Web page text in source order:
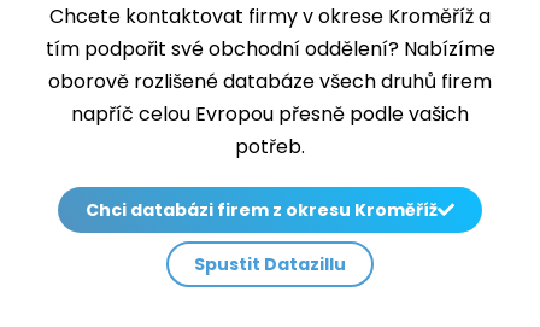
Chcete kontaktovat firmy v okrese Kroměříž a
tím podpořit své obchodní oddělení? Nabízíme
oborově rozlišené databáze všech druhů firem
napříč celou Evropou přesně podle vašich
potřeb.
Chci databázi firem z okresu Kroměříž
Spustit Datazillu